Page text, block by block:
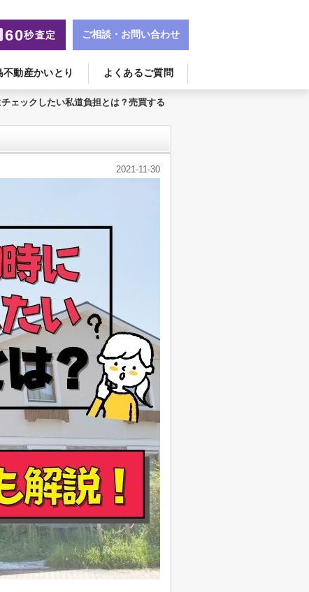
不動産かいとり よくあるご質問
60秒査定 ご相談・お問い合わせ
ェックしたい私道負担とは？売買する
2021-11-30